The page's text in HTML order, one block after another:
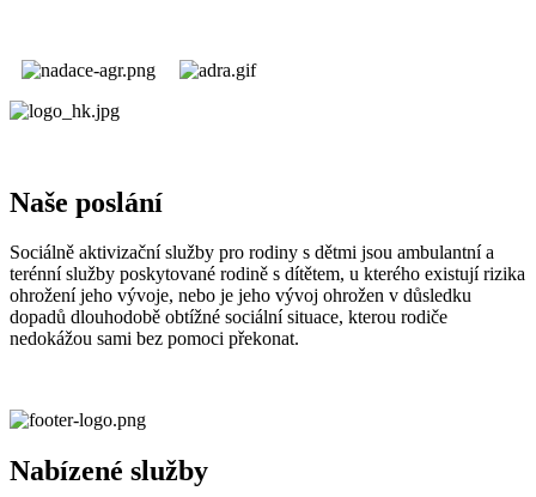
Naše poslání
Sociálně aktivizační služby pro rodiny s dětmi jsou ambulantní a
terénní služby poskytované rodině s dítětem, u kterého existují rizika
ohrožení jeho vývoje, nebo je jeho vývoj ohrožen v důsledku
dopadů dlouhodobě obtížné sociální situace, kterou rodiče
nedokážou sami bez pomoci překonat.
Nabízené služby